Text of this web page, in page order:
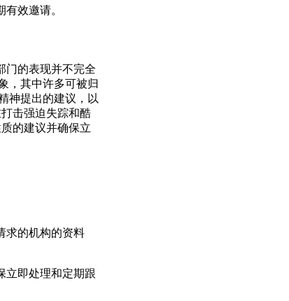
效邀请。
门的表现并不完全
，其中许多可被归
神提出的建议，以
击强迫失踪和酷
的建议并确保立
求的机构的资料
立即处理和定期跟